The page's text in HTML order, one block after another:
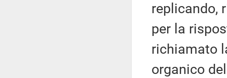
replicando,
per la
richiamato
organico